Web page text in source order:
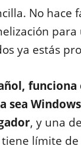
No hace
para
ya estás
, y una
límite